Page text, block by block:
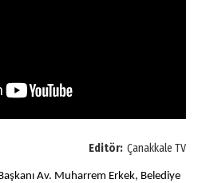
Editör: Çanakkale TV
Av. Muharrem Erkek, Belediye